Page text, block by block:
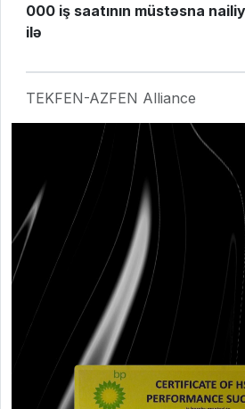
000 iş saatının müstəsna
ilə
TEKFEN-AZFEN Alliance